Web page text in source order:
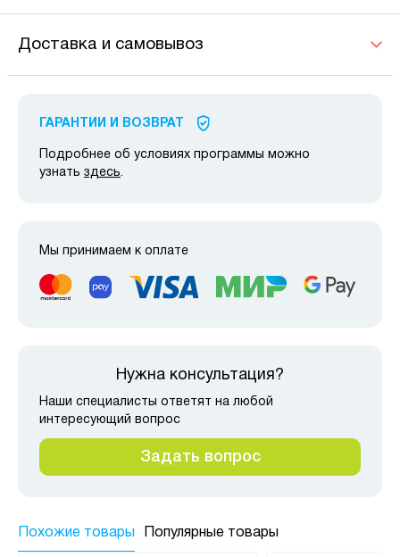
Доставка и самовывоз
ГАРАНТИИ И ВОЗВРАТ
Подробнее об условиях программы можно
узнать здесь.
Мы принимаем к оплате
Нужна консультация?
Наши специалисты ответят на любой
интересующий вопрос
Задать вопрос
Похожие товары Популярные товары